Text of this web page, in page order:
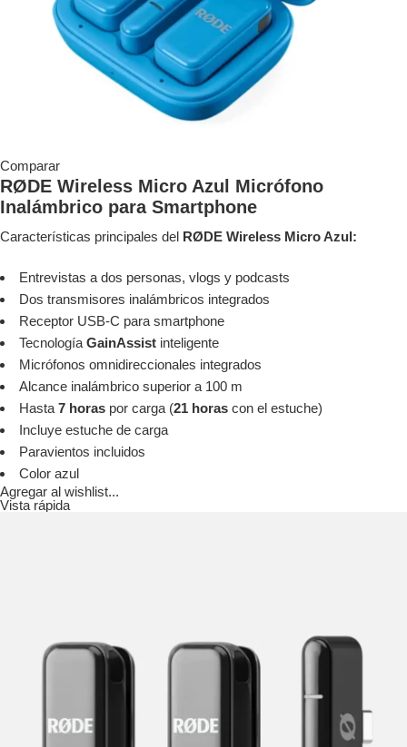
Comparar
RØDE Wireless Micro Azul Micrófono
Inalámbrico para Smartphone
Características principales del RØDE Wireless Micro Azul:
Entrevistas a dos personas, vlogs y podcasts
Dos transmisores inalámbricos integrados
Receptor USB-C para smartphone
Tecnología GainAssist inteligente
Micrófonos omnidireccionales integrados
Alcance inalámbrico superior a 100 m
Hasta 7 horas por carga (21 horas con el estuche)
Incluye estuche de carga
Paravientos incluidos
Color azul
Agregar al wishlist...
Vista rápida